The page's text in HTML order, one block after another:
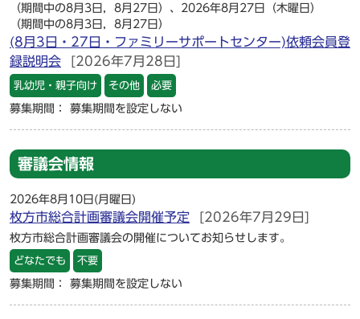
（期間中の8月3日，8月27日）、2026年8月27日（木曜日）
（期間中の8月3日，8月27日）
(8月3日・27日・ファミリーサポートセンター)依頼会員登
録説明会
[2026年7月28日]
乳幼児・親子向け その他 必要
募集期間： 募集期間を設定しない
審議会情報
2026年8月10日(月曜日)
枚方市総合計画審議会開催予定 [2026年7月29日]
枚方市総合計画審議会の開催についてお知らせします。
どなたでも 不要
募集期間： 募集期間を設定しない